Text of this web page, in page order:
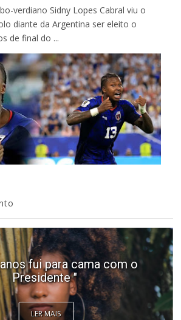
verdiano Sidny Lopes Cabral viu o
diante da Argentina ser eleito o
de final do ...
fui para cama com o
Presidente "
LER MAIS